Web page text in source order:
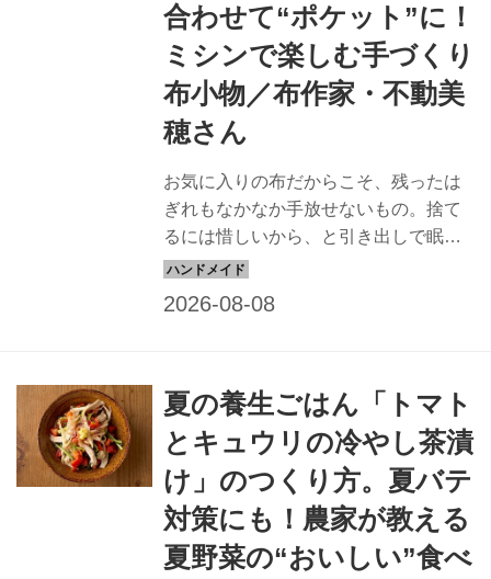
合わせて“ポケット”に！
ミシンで楽しむ手づくり
布小物／布作家・不動美
穂さん
お気に入りの布だからこそ、残ったは
ぎれもなかなか手放せないもの。捨て
るには惜しいから、と引き出しで眠っ
たままのはぎれたちを、毎日の暮らし
になじむ布小物へと生まれ変わらせて
つきがちな小物をすっきりと整理でき
ます。
夏の養生ごはん「トマト
とキュウリの冷やし茶漬
け」のつくり方。夏バテ
対策にも！農家が教える
夏野菜の“おいしい”食べ